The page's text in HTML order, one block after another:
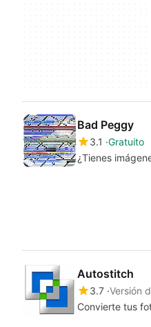
Bad Peggy
3.1 Gratuito
¿Tienes
Autostitch
3.7 Versión
Convierte tus